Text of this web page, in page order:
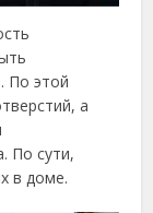
По этой
а
По сути,
в доме.